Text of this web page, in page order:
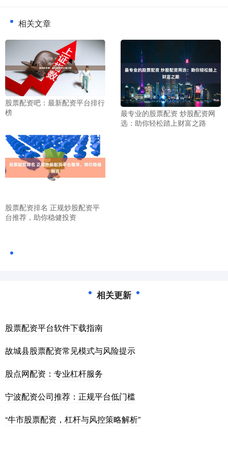
相关文章
股票配资吧：最新配资平台排行
榜
最专业的股票配资 炒股配资网
选：助你轻松踏上财富之路
股票配资排名 正规炒股配资平
台推荐，助你稳健投资
相关更新
股票配资平台软件下载指南
故城县股票配资常见模式与风险提示
股点网配资：专业杠杆服务
宁波配资公司推荐：正规平台低门槛
“牛市股票配资，杠杆与风控策略解析”